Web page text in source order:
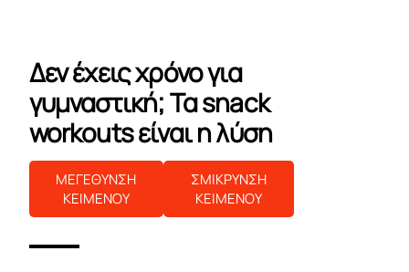
Δεν έχεις χρόνο για
γυμναστική; Τα snack
workouts είναι η λύση
ΜΕΓΕΘΥΝΣΗ
ΚΕΙΜΕΝΟΥ
ΣΜΙΚΡΥΝΣΗ
ΚΕΙΜΕΝΟΥ